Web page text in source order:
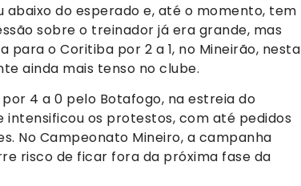
do esperado e, até o momento, tem
sobre o treinador já era grande, mas
o Coritiba por 2 a 1, no Mineirão, nesta
ainda mais tenso no clube.
4 a 0 pelo Botafogo, na estreia do
os protestos, com até pedidos
No Campeonato Mineiro, a campanha
risco de ficar fora da próxima fase da